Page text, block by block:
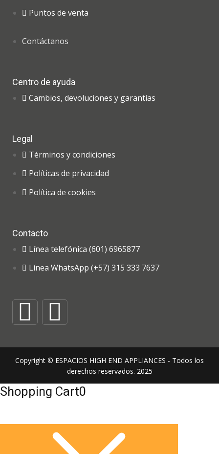
Puntos de venta
Contáctanos
Centro de ayuda
Cambios, devoluciones y garantías
Legal
Términos y condiciones
Políticas de privacidad
Política de cookies
Contacto
Línea telefónica (601) 6965877
Línea WhatsApp (+57) 315 333 7637
Copyright © ESPACIOS HIGH END APPLIANCES - Todos los
derechos reservados. 2025
Shopping Cart0